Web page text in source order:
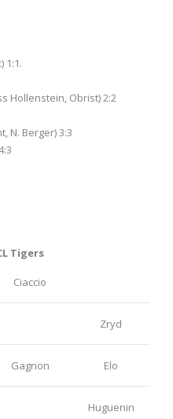
1:1.
Hollenstein, Obrist) 2:2
N. Berger) 3:3
Tigers
Ciaccio
Zryd
Gagnon Elo
Huguenin